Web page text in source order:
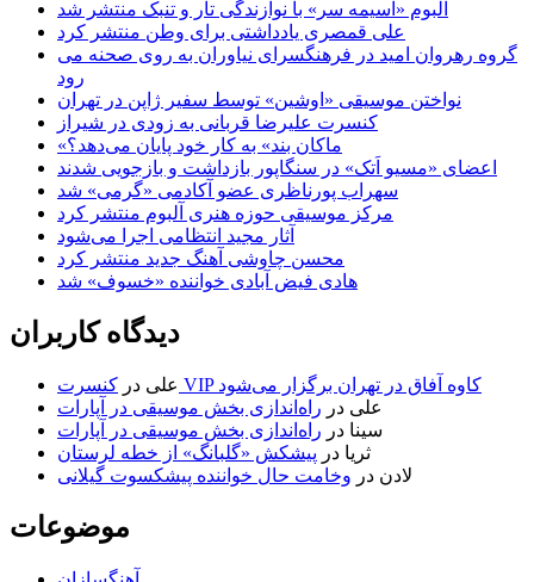
آلبوم «آسیمه سر» با نوازندگی تار و تنبک منتشر شد
علی قمصری یادداشتی برای وطن منتشر کرد
گروه رهروان امید در فرهنگسرای نیاوران به روی صحنه می
رود
نواختن موسیقی «اوشین» توسط سفیر ژاپن در تهران
کنسرت علیرضا قربانی به زودی در شیراز
«ماکان بند» به کار خود پایان می‌دهد؟
اعضای «مسیو اَتک» در سنگاپور بازداشت و بازجویی شدند
سهراب پورناظری عضو آکادمی «گرمی» شد
مرکز موسیقی حوزه هنری آلبوم منتشر کرد
آثار مجید انتظامی اجرا می‌شود
محسن چاوشی آهنگ جدید منتشر کرد
هادی فیض آبادی خواننده «خسوف» شد
دیدگاه کاربران
علی در
کنسرت VIP کاوه آفاق در تهران برگزار می‌شود
علی در راه‌اندازی بخش موسیقی در آپارات
سینا در راه‌اندازی بخش موسیقی در آپارات
ثریا در پیشکش «گلبانگ» از خطه لرستان
لادن در وخامت حال خواننده پیشکسوت گیلانی
موضوعات